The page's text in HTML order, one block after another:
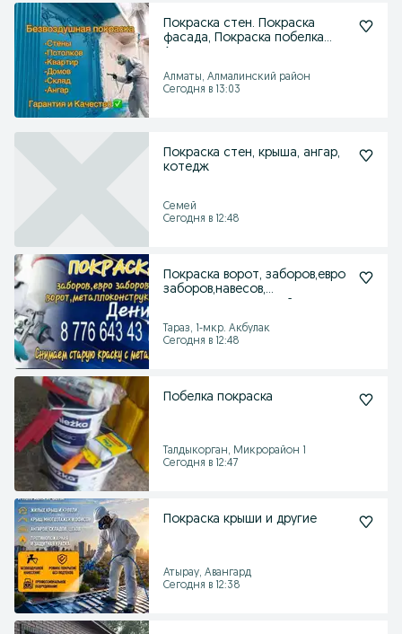
Покраска стен. Покраска
фасада, Покраска побелка
Алматы, Алмалинский район
Сегодня в 13:03
Покраска стен, крыша, ангар,
котедж
Семей
Сегодня в 12:48
Покраска ворот, заборов,евро
заборов,навесов,
Тараз, 1-мкр. Акбулак
Сегодня в 12:48
Побелка покраска
Талдыкорган, Микрорайон 1
Сегодня в 12:47
Покраска крыши и другие
Атырау, Авангард
Сегодня в 12:38